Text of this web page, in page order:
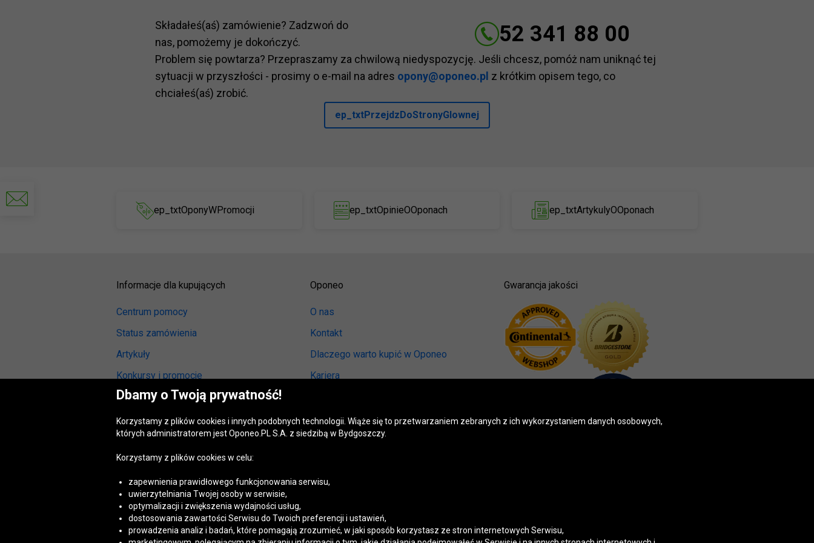
Składałeś(aś) zamówienie? Zadzwoń do
nas, pomożemy je dokończyć.
52 341 88 00
Problem się powtarza? Przepraszamy za chwilową niedyspozycję. Jeśli chcesz, pomóż nam uniknąć tej
sytuacji w przyszłości - prosimy o e-mail na adres opony@oponeo.pl z krótkim opisem tego, co
chciałeś(aś) zrobić.
ep_txtPrzejdzDoStronyGlownej
ep_txtOponyWPromocji ep_txtOpinieOOponach ep_txtArtykulyOOponach
Informacje dla kupujących
Centrum pomocy
Status zamówienia
Artykuły
Konkursy i promocje
Odstąpienie od umowy
Reklamacja gwarancyjna
Opinie o oponach
Akt o usługach cyfrowych(DSA)
Dostępność cyfrowa
Oponeo
O nas
Kontakt
Dlaczego warto kupić w Oponeo
Kariera
Biuro prasowe
Kręci nas recykling
Mapa fotoradarów
Ustawienia cookies
Gwarancja jakości
Dbamy o Twoją prywatność!
Korzystamy z plików cookies i innych podobnych technologii. Wiąże się to przetwarzaniem zebranych z ich wykorzystaniem danych osobowych,
których administratorem jest Oponeo.PL S.A. z siedzibą w Bydgoszczy.
Korzystamy z plików cookies w celu:
zapewnienia prawidłowego funkcjonowania serwisu,
uwierzytelniania Twojej osoby w serwisie,
optymalizacji i zwiększenia wydajności usług,
dostosowania zawartości Serwisu do Twoich preferencji i ustawień,
prowadzenia analiz i badań, które pomagają zrozumieć, w jaki sposób korzystasz ze stron internetowych Serwisu,